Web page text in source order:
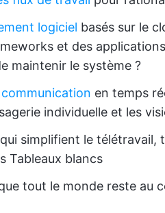
logiciel basés sur le
et des
maintenir le système ?
en temps
individuelle et les
simplifient le télétravail,
Tableaux blancs
tout le monde reste au